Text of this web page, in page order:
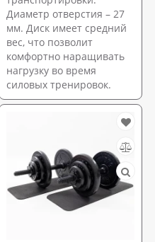
Диаметр отверстия – 27
мм. Диск имеет средний
вес, что позволит
комфортно наращивать
нагрузку во время
силовых тренировок.